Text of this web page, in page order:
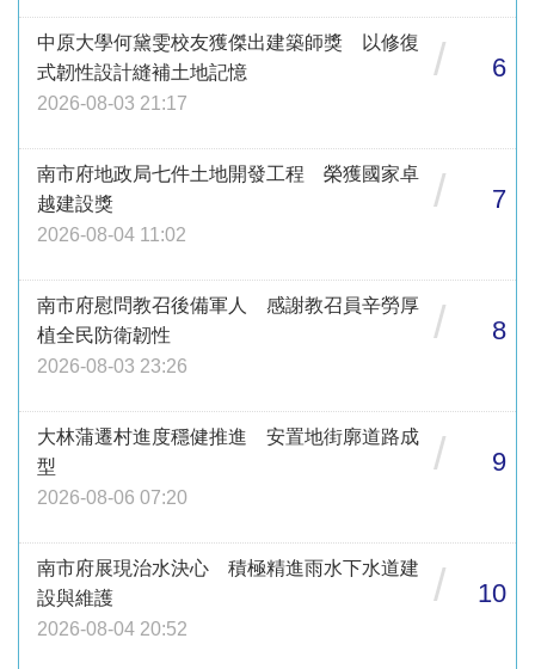
中原大學何黛雯校友獲傑出建築師獎 以修復
式韌性設計縫補土地記憶
2026-08-03 21:17
/ 6
南市府地政局七件土地開發工程 榮獲國家卓
越建設獎
2026-08-04 11:02
/ 7
南市府慰問教召後備軍人 感謝教召員辛勞厚
植全民防衛韌性
2026-08-03 23:26
/ 8
大林蒲遷村進度穩健推進 安置地街廓道路成
型
2026-08-06 07:20
/ 9
南市府展現治水決心 積極精進雨水下水道建
設與維護
2026-08-04 20:52
/ 10